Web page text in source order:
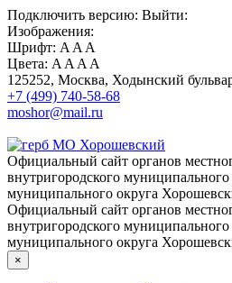
Подключить версию: Выйти:
Изображения:
Шрифт: A A A
Цвета: A A A A
125252, Москва, Ходынский
+7 (499) 740-58-68
moshor@mail.ru
Официальный сайт органов
внутригородского муниципального
муниципального округа
Официальный сайт органов
внутригородского муниципального
муниципального округа
×